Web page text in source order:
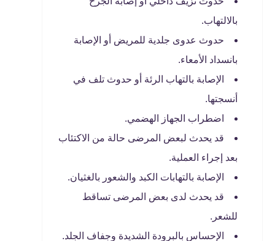
بالالتهاب.
حدوث عدوى جلدية للمريض أو الإصابة
بانسداد الأمعاء.
الإصابة بالتهاب الرئة أو حدوث تلف في
أنسجتها.
اضطراب الجهاز الهضمي.
قد يحدث لبعض المرضى حالة من الاكتئاب
بعد إجراء العملية.
الإصابة بالتهابات الكبد والشعور بالغثيان.
قد يحدث لدى بعض المرضى تساقط
للشعر.
الإحساس بالبرودة الشديدة وجفاف الجلد.